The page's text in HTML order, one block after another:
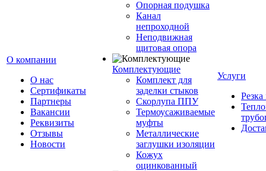
О компании
О нас
Сертификаты
Партнеры
Вакансии
Реквизиты
Отзывы
Новости
Опорная подушка
Канал
непроходной
Неподвижная
щитовая опора
Комплектующие
Комплект для
заделки стыков
Скорлупа ППУ
Термоусаживаемые
муфты
Металлические
заглушки изоляции
Кожух
оцинкованный
Услуги
Резка